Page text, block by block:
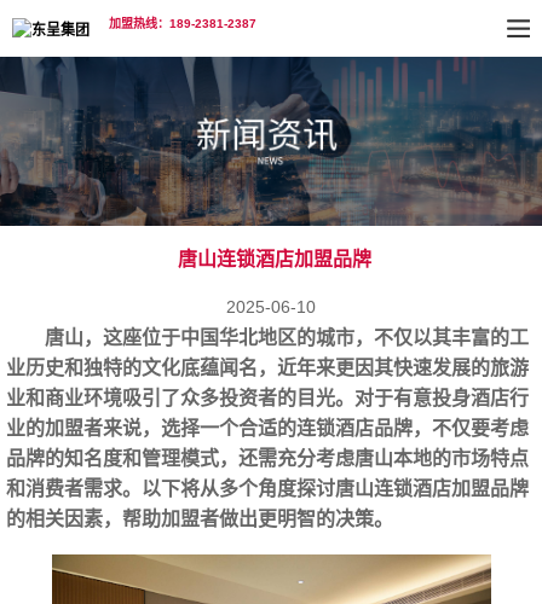
加盟热线：189-2381-2387
唐山连锁酒店加盟品牌
2025-06-10
唐山，这座位于中国华北地区的城市，不仅以其丰富的工
业历史和独特的文化底蕴闻名，近年来更因其快速发展的旅游
业和商业环境吸引了众多投资者的目光。对于有意投身酒店行
业的加盟者来说，选择一个合适的连锁酒店品牌，不仅要考虑
品牌的知名度和管理模式，还需充分考虑唐山本地的市场特点
和消费者需求。以下将从多个角度探讨唐山连锁酒店加盟品牌
的相关因素，帮助加盟者做出更明智的决策。